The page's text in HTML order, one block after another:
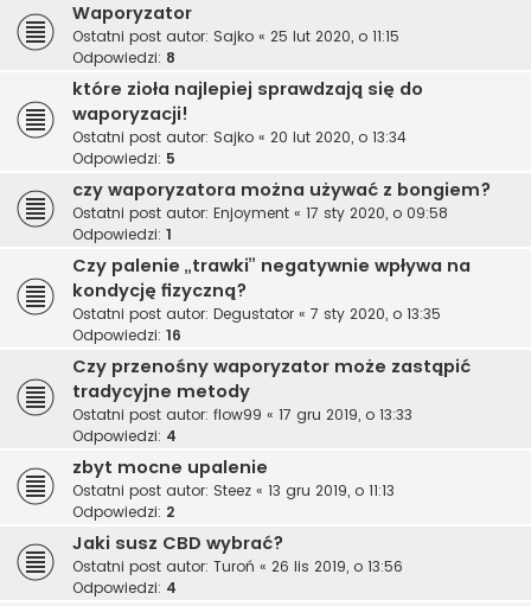
Waporyzator
Ostatni post autor: Sajko « 25 lut 2020, o 11:15
Odpowiedzi: 8
które zioła najlepiej sprawdzają się do
waporyzacji!
Ostatni post autor: Sajko « 20 lut 2020, o 13:34
Odpowiedzi: 5
czy waporyzatora można używać z bongiem?
Ostatni post autor: Enjoyment « 17 sty 2020, o 09:58
Odpowiedzi: 1
Czy palenie „trawki” negatywnie wpływa na
kondycję fizyczną?
Ostatni post autor: Degustator « 7 sty 2020, o 13:35
Odpowiedzi: 16
Czy przenośny waporyzator może zastąpić
tradycyjne metody
Ostatni post autor: flow99 « 17 gru 2019, o 13:33
Odpowiedzi: 4
zbyt mocne upalenie
Ostatni post autor: Steez « 13 gru 2019, o 11:13
Odpowiedzi: 2
Jaki susz CBD wybrać?
Ostatni post autor: Turoń « 26 lis 2019, o 13:56
Odpowiedzi: 4